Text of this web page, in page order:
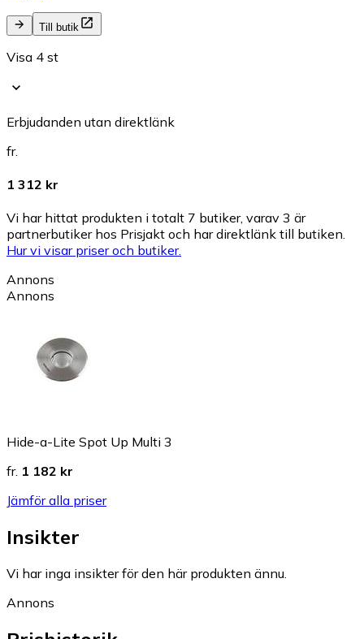
Till butik
Visa 4 st
Erbjudanden utan direktlänk
fr.
1 312 kr
Vi har hittat produkten i totalt 7 butiker, varav 3 är
partnerbutiker hos Prisjakt och har direktlänk till butiken.
Hur vi visar priser och butiker.
Annons
Annons
Hide-a-Lite Spot Up Multi 3
fr. 1 182 kr
Jämför alla priser
Insikter
Vi har inga insikter för den här produkten ännu.
Annons